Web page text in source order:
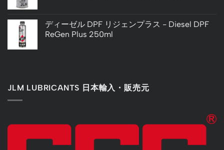
ディーゼル DPF リジェンプラス - Diesel DPF
ReGen Plus 250ml
JLM LUBRICANTS 日本輸入・販売元